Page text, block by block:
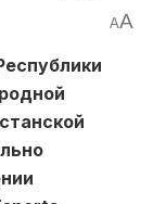
AA